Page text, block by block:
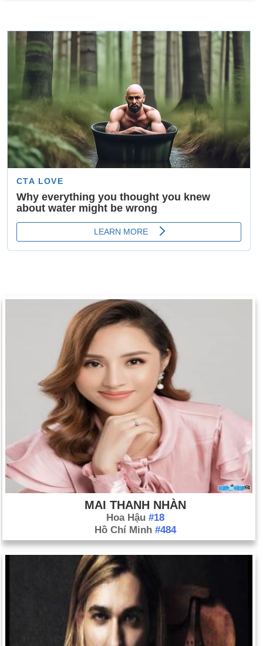
MAI THANH NHÀN
Hoa Hậu #18
Hồ Chí Minh #484